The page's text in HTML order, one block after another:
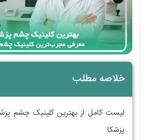
خلاصه مطلب
لیست کامل از بهترین کلینیک چشم
پزشکا: